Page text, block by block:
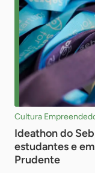
Cultura
Ideathon do
estudantes e
Prudente